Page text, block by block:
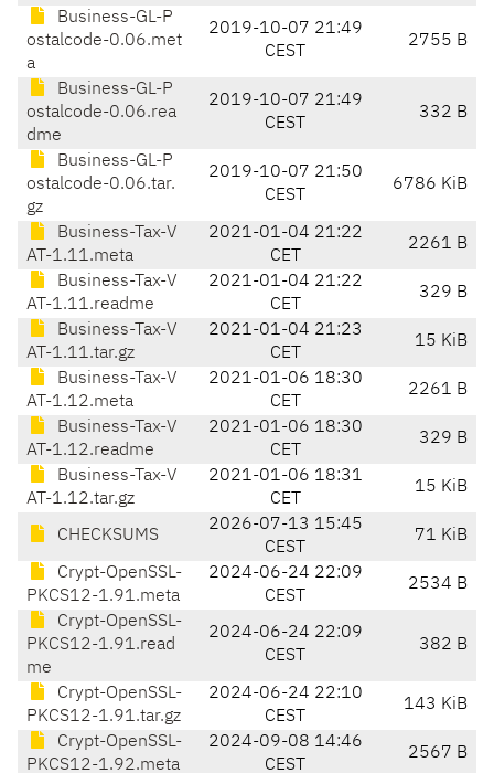
Business-GL-P
ostalcode-0.06.met
a
2019-10-07 21:49
CEST
2755 B
Business-GL-P
ostalcode-0.06.rea
dme
2019-10-07 21:49
CEST
332 B
Business-GL-P
ostalcode-0.06.tar.
gz
2019-10-07 21:50
CEST
6786 KiB
Business-Tax-V
AT-1.11.meta
2021-01-04 21:22
CET
2261 B
Business-Tax-V
AT-1.11.readme
2021-01-04 21:22
CET
329 B
Business-Tax-V
AT-1.11.tar.gz
2021-01-04 21:23
CET
15 KiB
Business-Tax-V
AT-1.12.meta
2021-01-06 18:30
CET
2261 B
Business-Tax-V
AT-1.12.readme
2021-01-06 18:30
CET
329 B
Business-Tax-V
AT-1.12.tar.gz
2021-01-06 18:31
CET
15 KiB
CHECKSUMS
2026-07-13 15:45
CEST
71 KiB
Crypt-OpenSSL-
PKCS12-1.91.meta
2024-06-24 22:09
CEST
2534 B
Crypt-OpenSSL-
PKCS12-1.91.read
me
2024-06-24 22:09
CEST
382 B
Crypt-OpenSSL-
PKCS12-1.91.tar.gz
2024-06-24 22:10
CEST
143 KiB
Crypt-OpenSSL-
PKCS12-1.92.meta
2024-09-08 14:46
CEST
2567 B